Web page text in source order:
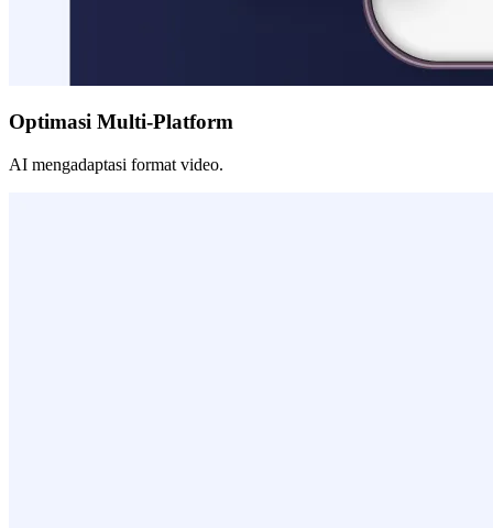
Optimasi Multi-Platform
AI mengadaptasi format video.